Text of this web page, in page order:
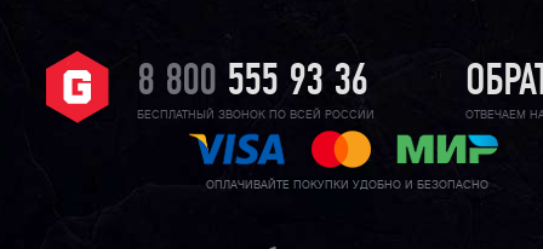
8 800 555 93 36
БЕСПЛАТНЫЙ ЗВОНОК ПО ВСЕЙ РОССИИ ОТВЕЧАЕМ
ОПЛАЧИВАЙТЕ ПОКУПКИ УДОБНО И БЕЗОПАСНО